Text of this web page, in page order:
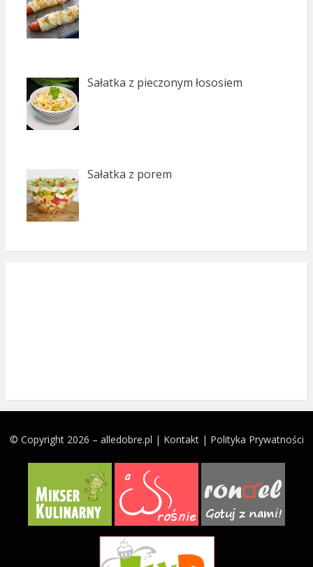
Sałatka z pieczonym łososiem
Sałatka z porem
© Copyright 2026 – alledobre.pl | Kontakt| Polityka Prywatności